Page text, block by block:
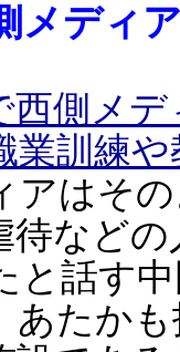
メディ
西側メ
業訓練
アはそ
待など
と話す
あたか